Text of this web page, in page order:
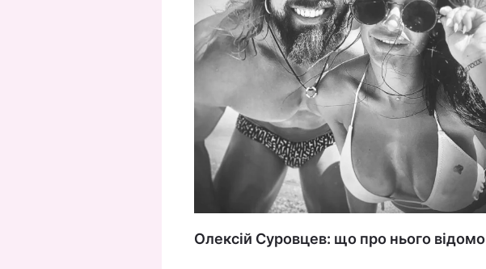
Олексій Суровцев: що про нього відомо